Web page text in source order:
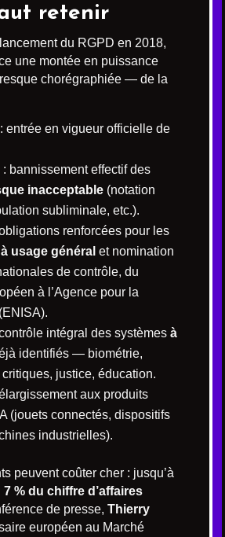
retenir
du RGPD en 2018,
une montée en puissance
chorégraphiée — de la
: entrée en vigueur officielle de
: bannissement effectif des
inacceptable (notation
subliminale, etc.).
renforcées pour les
usage général et nomination
de contrôle, du
à l’Agence pour la
intégral des systèmes à
identifiés — biométrie,
justice, éducation.
aux produits
(jouets connectés, dispositifs
industrielles).
peuvent coûter cher : jusqu’à
% du chiffre d’affaires
de presse, Thierry
européen au Marché